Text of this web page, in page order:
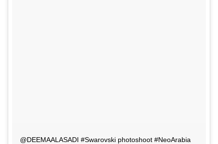
@DEEMAALASADI #Swarovski photoshoot #NeoArabia